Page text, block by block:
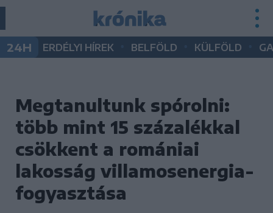
24H ERDÉLYI HÍREK BELFÖLD KÜLFÖLD
Megtanultunk spórolni:
több mint 15 százalékkal
csökkent a romániai
lakosság villamosenergia-
fogyasztása